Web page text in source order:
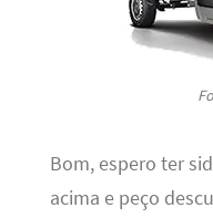
Bom, espero ter
acima e peço